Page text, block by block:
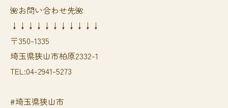
🌺お問い合わせ先🌺
↓↓↓↓↓↓↓↓↓↓↓
〒350-1335
埼玉県狭山市柏原2332-1
TEL:04-2941-5273
#埼玉県狭山市